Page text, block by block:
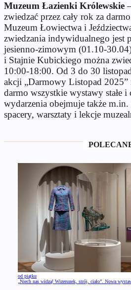
Muzeum Łazienki Królewskie
zwiedzać przez cały rok za
Muzeum Łowiectwa i
zwiedzania indywidualnego jest
jesienno-zimowym (01.10-
i Stajnie Kubickiego można
10:00-18:00. Od 3 do 30
akcji „Darmowy Listopad 2025”
darmo wszystkie wystawy stałe i
wydarzenia obejmuje także m.in.
spacery, warsztaty i lekcje
od piątku
„Niech nas widzą! Wizerunek, strój, ciało”. Nowa